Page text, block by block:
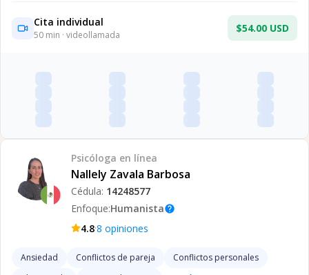
Cita individual
50 min · videollamada
$54.00 USD
Psicóloga en línea
Nallely Zavala Barbosa
Cédula: 14248577
Enfoque:Humanistahelp
4.8·8 opiniones
Ansiedad Conflictos de pareja
Conflictos personales